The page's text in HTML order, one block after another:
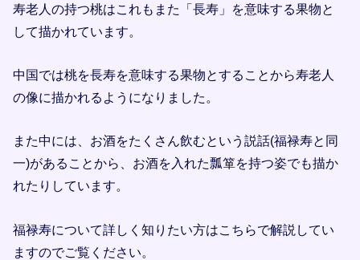
寿老人の持つ桃はこれもまた「長寿」を意味する果物と
して描かれています。
中国では桃を長寿を意味する果物とすることから寿老人
の像に描かれるようになりました。
また中には、お酒をたくさん飲むという説話(福禄寿と同
一)があることから、お酒を入れた瓢箪を持つ姿でも描か
れたりしています。
福禄寿について詳しく知りたい方はこちらで解説してい
ますのでご覧ください。